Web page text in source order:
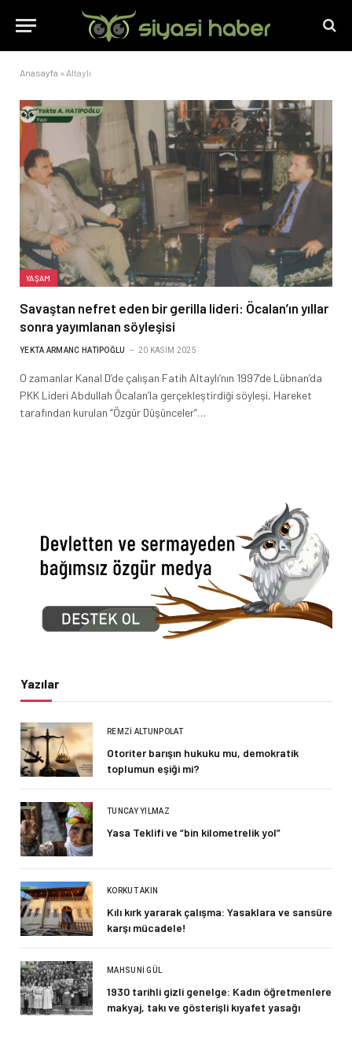
Anasayfa » Altaylı
YAŞAM
Savaştan nefret eden bir gerilla lideri: Öcalan’ın yıllar
sonra yayımlanan söyleşisi
YEKTA ARMANC HATIPOĞLU 20 KASIM 2025
O zamanlar Kanal D’de çalışan Fatih Altaylı’nın 1997’de Lübnan’da
PKK Lideri Abdullah Öcalan’la gerçekleştirdiği söyleşi, Hareket
tarafından kurulan “Özgür Düşünceler”…
Yazılar
REMZI ALTUNPOLAT
Otoriter barışın hukuku mu, demokratik
toplumun eşiği mi?
TUNCAY YILMAZ
Yasa Teklifi ve “bin kilometrelik yol”
KORKUT AKIN
Kılı kırk yararak çalışma: Yasaklara ve sansüre
karşı mücadele!
MAHSUNI GÜL
1930 tarihli gizli genelge: Kadın öğretmenlere
makyaj, takı ve gösterişli kıyafet yasağı